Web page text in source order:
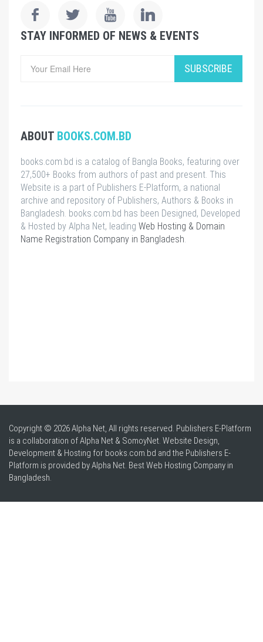
STAY INFORMED OF NEWS & EVENTS
SUBSCRIBE
ABOUT BOOKS.COM.BD
books.com.bd is a catalog of Bangla Books, featuring over
27,500+ Books from authors of past and present. This
Website is a part of Publishers E-Platform, a national
archive and repository of Publishers, Authors & Books in
Bangladesh. books.com.bd has been Designed, Developed
& Hosted by Alpha Net, leading Web Hosting & Domain
Name Registration Company in Bangladesh.
Copyright © 2026 Alpha Net, All rights reserved. Publishers E-Platform
is a collaboration of Alpha Net & SomoyNet. Website Design,
Development & Hosting for books.com.bd and the Publishers E-
Platform is provided by Alpha Net. BestWeb Hosting Company in
Bangladesh.